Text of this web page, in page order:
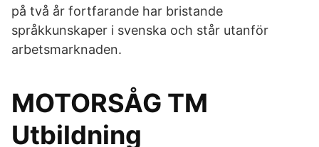
på två år fortfarande har bristande
språkkunskaper i svenska och står utanför
arbetsmarknaden.
MOTORSÅG TM
Utbildning